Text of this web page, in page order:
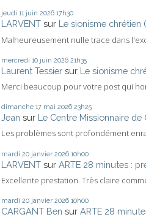
jeudi 11 juin 2026 17h30
LARVENT sur Le sionisme chrétien
Malheureusement nulle trace dans
mercredi 10 juin 2026 21h35
Laurent Tessier sur Le sionisme
Merci beaucoup pour votre post qui
dimanche 17 mai 2026 23h25
Jean sur Le Centre Missionnaire de
Les problèmes sont profondément
mardi 20 janvier 2026 10h00
LARVENT sur ARTE 28 minutes :
Excellente prestation. Très claire
mardi 20 janvier 2026 10h00
CARGANT Ben sur ARTE 28